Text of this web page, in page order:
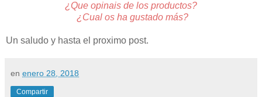
¿Que opinais de los productos?
¿Cual os ha gustado más?
Un saludo y hasta el proximo post.
en enero 28, 2018
Compartir